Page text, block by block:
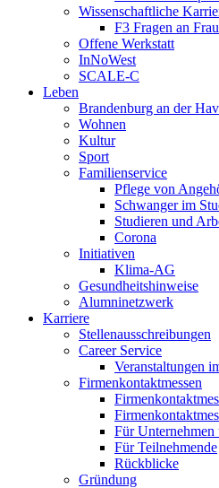
Wissenschaftliche
F3 Fragen an
Offene Werkstatt
InNoWest
SCALE-C
Leben
Brandenburg an der
Wohnen
Kultur
Sport
Familienservice
Pflege von
Schwanger im
Studieren und
Corona
Initiativen
Klima-AG
Gesundheitshinweise
Alumninetzwerk
Karriere
Stellenausschreibungen
Career Service
Veranstaltungen
Firmenkontaktmessen
Für
Für Teilnehmende
Rückblicke
Gründung